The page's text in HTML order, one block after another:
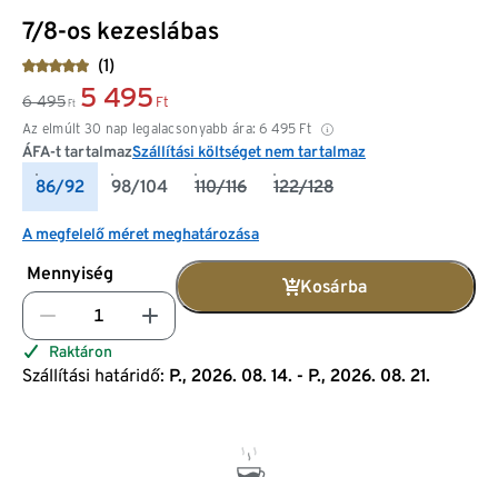
7/8-os kezeslábas
(1)
6 495 Ft 5 495 Ft
Az elmúlt 30 nap legalacsonyabb ára: 6 495 Ft
ÁFA-t tartalmazSzállítási költséget nem tartalmaz
86/92 98/104 110/116 122/128
A megfelelő méret meghatározása
Mennyiség
Kosárba
Raktáron
Szállítási határidő: P., 2026. 08. 14. - P., 2026. 08. 21.